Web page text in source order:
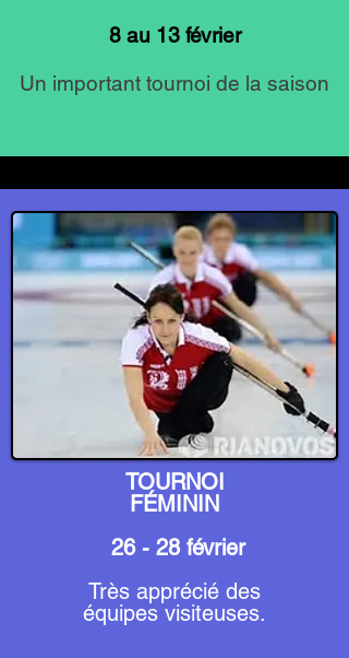
8 au 13 février
Un important tournoi de la saison
TOURNOI
FÉMININ
26 - 28 février
Très apprécié des
équipes visiteuses.